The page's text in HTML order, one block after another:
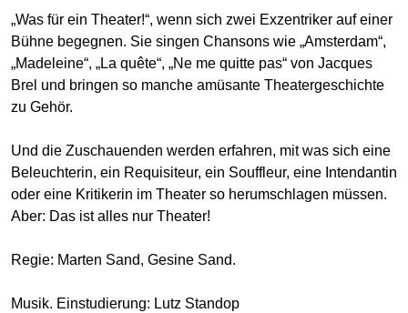
„Was für ein Theater!“, wenn sich zwei Exzentriker auf einer
Bühne begegnen. Sie singen Chansons wie „Amsterdam“,
„Madeleine“, „La quête“, „Ne me quitte pas“ von Jacques
Brel und bringen so manche amüsante Theatergeschichte
zu Gehör.
Und die Zuschauenden werden erfahren, mit was sich eine
Beleuchterin, ein Requisiteur, ein Souffleur, eine Intendantin
oder eine Kritikerin im Theater so herumschlagen müssen.
Aber: Das ist alles nur Theater!
Regie: Marten Sand, Gesine Sand.
Musik. Einstudierung: Lutz Standop